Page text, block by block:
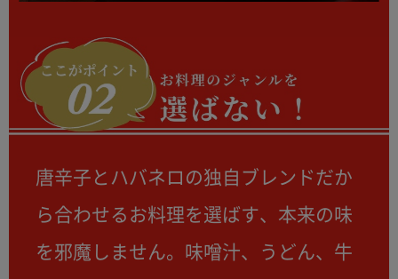
唐辛子とハバネロの独自ブレンドだか
ら合わせるお料理を選ばす、本来の味
を邪魔しません。味噌汁、うどん、牛